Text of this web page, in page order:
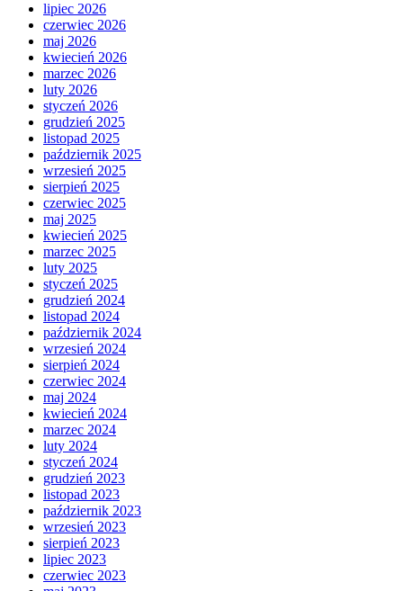
lipiec 2026
czerwiec 2026
maj 2026
kwiecień 2026
marzec 2026
luty 2026
styczeń 2026
grudzień 2025
listopad 2025
październik 2025
wrzesień 2025
sierpień 2025
czerwiec 2025
maj 2025
kwiecień 2025
marzec 2025
luty 2025
styczeń 2025
grudzień 2024
listopad 2024
październik 2024
wrzesień 2024
sierpień 2024
czerwiec 2024
maj 2024
kwiecień 2024
marzec 2024
luty 2024
styczeń 2024
grudzień 2023
listopad 2023
październik 2023
wrzesień 2023
sierpień 2023
lipiec 2023
czerwiec 2023